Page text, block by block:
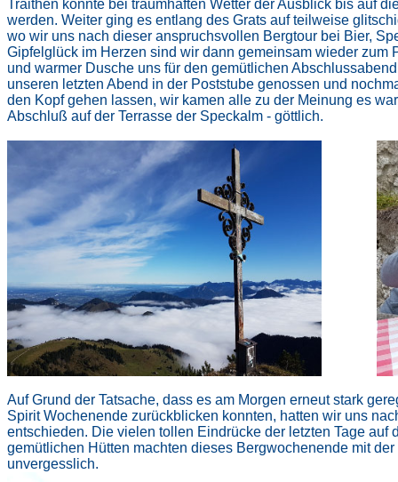
Traithen konnte bei traumhaften Wetter der Ausblick bis auf
werden. Weiter ging es entlang des Grats auf teilweise
wo wir uns nach dieser anspruchsvollen Bergtour bei Bier,
Gipfelglück im Herzen sind wir dann gemeinsam wieder zum
und warmer Dusche uns für den gemütlichen
unseren letzten Abend in der Poststube genossen und
den Kopf gehen lassen, wir kamen alle zu der Meinung es
Abschluß auf der Terrasse der Speckalm - göttlich.
Auf Grund der Tatsache, dass es am Morgen erneut stark
Spirit Wochenende zurückblicken konnten, hatten wir uns
entschieden. Die vielen tollen Eindrücke der letzten Tage
gemütlichen Hütten machten dieses Bergwochenende mit
unvergesslich.